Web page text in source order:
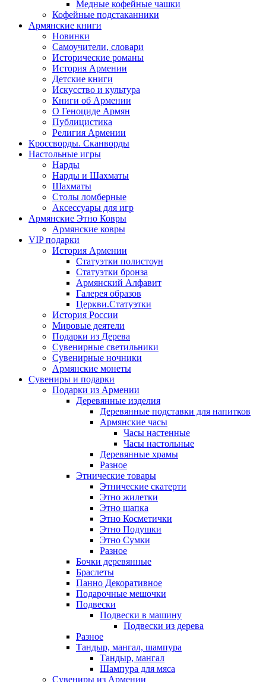
Медные кофейные чашки
Кофейные подстаканники
Армянские книги
Новинки
Самоучители, словари
Исторические романы
История Армении
Детские книги
Иcкусство и культура
Книги об Армении
О Геноциде Армян
Публицистика
Религия Армении
Кроссворды. Сканворды
Настольные игры
Нарды
Нарды и Шахматы
Шахматы
Столы ломберные
Аксессуары для игр
Армянские Этно Ковры
Армянские ковры
VIP подарки
История Армении
Статуэтки полистоун
Статуэтки бронза
Армянский Алфавит
Галерея образов
Церкви.Статуэтки
История России
Мировые деятели
Подарки из Дерева
Сувенирные светильники
Сувенирные ночники
Армянские монеты
Сувениры и подарки
Подарки из Армении
Деревянные изделия
Деревянные подставки для напитков
Армянские часы
Часы настенные
Часы настольные
Деревянные храмы
Разное
Этнические товары
Этнические скатерти
Этно жилетки
Этно шапка
Этно Косметички
Этно Подушки
Этно Сумки
Разное
Бочки деревянные
Браслеты
Панно Декоративное
Подарочные мешочки
Подвески
Подвески в машину
Подвески из дерева
Разное
Тандыр, мангал, шампура
Тандыр, мангал
Шампура для мяса
Сувениры из Армении